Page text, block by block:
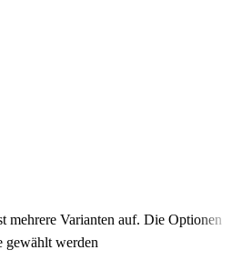
mehrere Varianten auf. Die Optionen
gewählt werden